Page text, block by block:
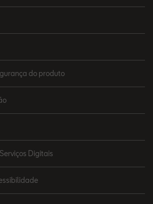
do produto
Digitais